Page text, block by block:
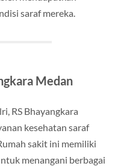
saraf mereka.
Medan
RS Bhayangkara
kesehatan saraf
sakit ini memiliki
menangani berbagai